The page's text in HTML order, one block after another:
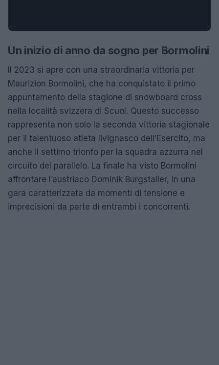
Un inizio di anno da sogno per Bormolini
Il 2023 si apre con una straordinaria vittoria per
Maurizion Bormolini, che ha conquistato il primo
appuntamento della stagione di snowboard cross
nella località svizzera di Scuol. Questo successo
rappresenta non solo la seconda vittoria stagionale
per il talentuoso atleta livignasco dell’Esercito, ma
anche il settimo trionfo per la squadra azzurra nel
circuito del parallelo. La finale ha visto Bormolini
affrontare l’austriaco Dominik Burgstaller, in una
gara caratterizzata da momenti di tensione e
imprecisioni da parte di entrambi i concorrenti.